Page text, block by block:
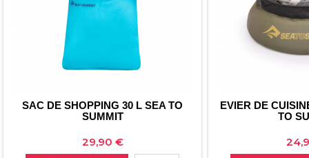
SAC DE SHOPPING 30 L SEA TO
SUMMIT
Prix
29,90 €
EVIER DE
TO
Prix